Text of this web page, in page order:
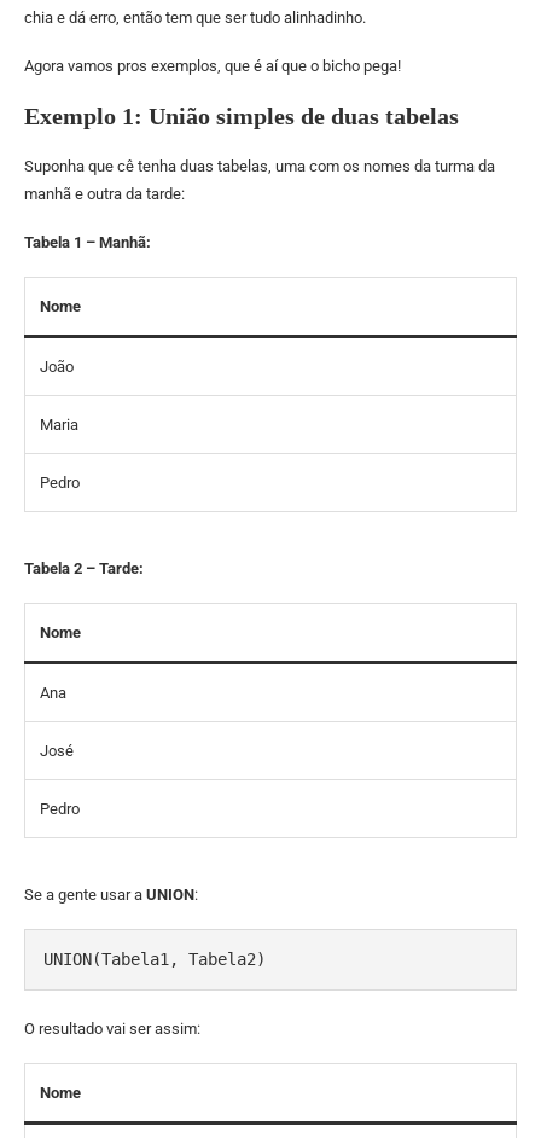
chia e dá erro, então tem que ser tudo alinhadinho.
Agora vamos pros exemplos, que é aí que o bicho pega!
Exemplo 1: União simples de duas tabelas
Suponha que cê tenha duas tabelas, uma com os nomes da turma da
manhã e outra da tarde:
Tabela 1 – Manhã:
Nome
João
Maria
Pedro
Tabela 2 – Tarde:
Nome
Ana
José
Pedro
Se a gente usar a UNION:
UNION(Tabela1, Tabela2)
O resultado vai ser assim:
Nome